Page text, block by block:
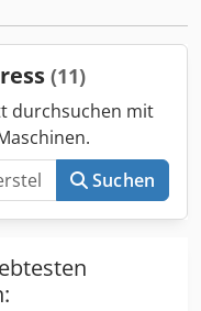
(11)
durchsuchen mit
Suchen